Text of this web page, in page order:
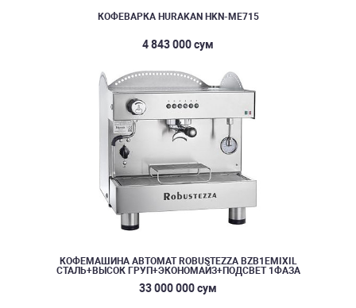
КОФЕВАРКА HURAKAN HKN-ME715
4 843 000 сум
КОФЕМАШИНА АВТОМАТ ROBUSTEZZA BZB1EMIXIL
СТАЛЬ+ВЫСОК ГРУП+ЭКОНОМАЙЗ+ПОДСВЕТ 1ФАЗА
33 000 000 сум